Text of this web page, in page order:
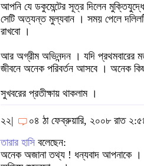
আপনি যে ডকুমেন্টের সূত্র দিলেন
সেটি অত্যন্ত মুল্যবান । সময় পেলে
রাখবো ।
আর অগ্রীম অভিনন্দন । যদি প্রথমবারের
জীবনে অনেক পরিবর্তন আসবে । অনেক
সুখবরের প্রতীক্ষায় থাকলাম ।
২২|
০৪ ঠা ফেব্রুয়ারি, ২০০৮ রাত
তারার হাসি বলেছেন:
অনেক অজানা তথ্য ! ধন্যবাদ আপনাকে ।